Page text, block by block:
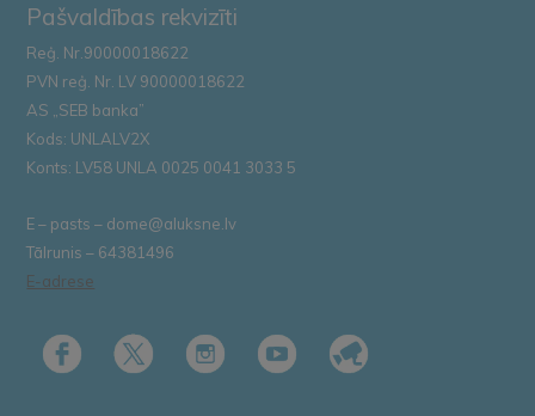
Pašvaldības rekvizīti
Reģ. Nr.90000018622
PVN reģ. Nr. LV 90000018622
AS „SEB banka”
Kods: UNLALV2X
Konts: LV58 UNLA 0025 0041 3033 5
E – pasts – dome@aluksne.lv
Tālrunis – 64381496
E-adrese